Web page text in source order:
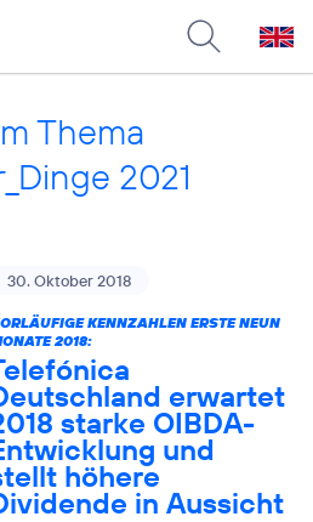
Thema
2021
30. Oktober 2018
KENNZAHLEN ERSTE NEUN
2018:
erwartet
starke OIBDA-
und
höhere
in Aussicht